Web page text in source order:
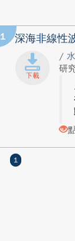
1 深海非線性
/
研
1